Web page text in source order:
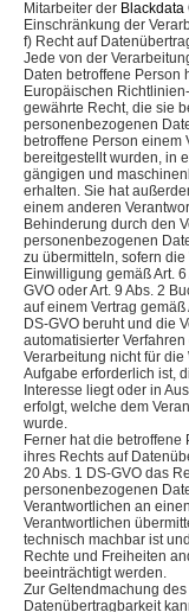
Mitarbeiter der Blackdata
Einschränkung der
f) Recht auf
Jede von der
Daten betroffene Person
Europäischen
gewährte Recht, die sie
personenbezogenen
betroffene Person einem
bereitgestellt wurden, in
gängigen und
erhalten. Sie hat
einem anderen
Behinderung durch den
personenbezogenen
zu übermitteln, sofern
Einwilligung gemäß Art.
GVO oder Art. 9 Abs. 2
auf einem Vertrag
DS-GVO beruht und die
automatisierter
Verarbeitung nicht für
Aufgabe erforderlich ist,
Interesse liegt oder in
erfolgt, welche dem
wurde.
Ferner hat die betroffene
ihres Rechts auf
20 Abs. 1 DS-GVO das
personenbezogenen
Verantwortlichen an
Verantwortlichen
technisch machbar ist
Rechte und Freiheiten
beeinträchtigt werden.
Zur Geltendmachung
Datenübertragbarkeit